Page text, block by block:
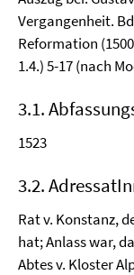
Vergangenheit.
Reformation
1.4.) 5-17 (nach
3.1.
1523
3.2.
Rat v. Konstanz,
hat; Anlass war,
Abtes v. Kloster